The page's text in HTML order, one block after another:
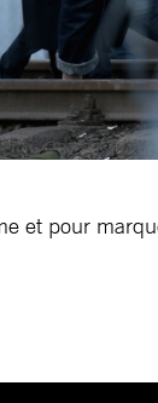
et pour